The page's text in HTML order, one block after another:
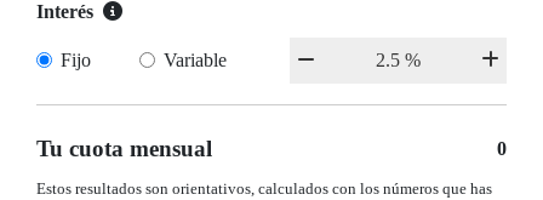
Interés
Fijo Variable
Tu cuota mensual 0
Estos resultados son orientativos, calculados con los números que has